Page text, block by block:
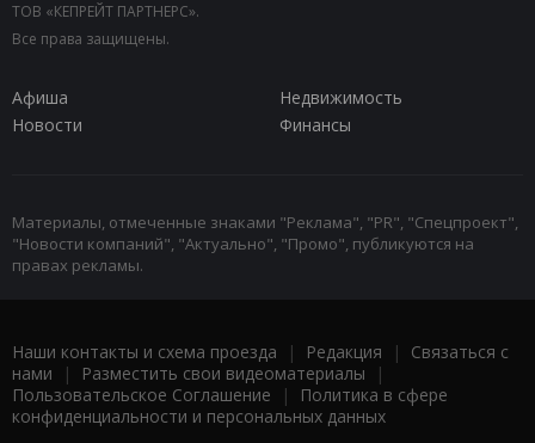
ТОВ «КЕПРЕЙТ ПАРТНЕРС».
Все права защищены.
Афиша
Недвижимость
Новости
Финансы
Материалы, отмеченные знаками "Реклама", "PR", "Спецпроект",
"Новости компаний", "Актуально", "Промо", публикуются на
правах рекламы.
Наши контакты и схема проезда | Редакция | Связаться с
нами | Разместить свои видеоматериалы |
Пользовательское Соглашение |
Политика в сфере
конфиденциальности и персональных данных